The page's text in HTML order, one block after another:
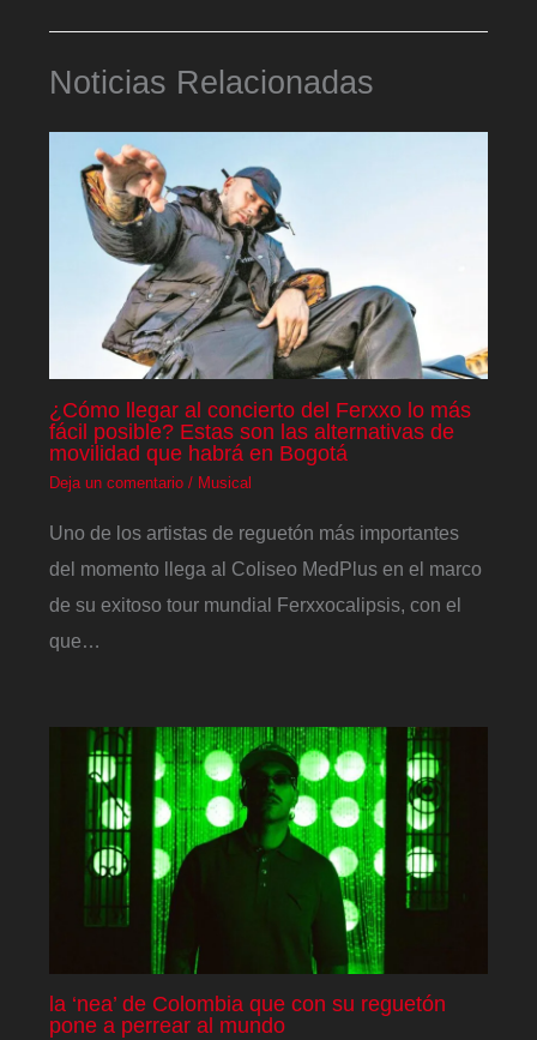
Noticias Relacionadas
¿Cómo llegar al concierto del Ferxxo lo más
fácil posible? Estas son las alternativas de
movilidad que habrá en Bogotá
Deja un comentario / Musical
Uno de los artistas de reguetón más importantes
del momento llega al Coliseo MedPlus en el marco
de su exitoso tour mundial Ferxxocalipsis, con el
que…
la ‘nea’ de Colombia que con su reguetón
pone a perrear al mundo